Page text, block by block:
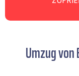
Umzug von